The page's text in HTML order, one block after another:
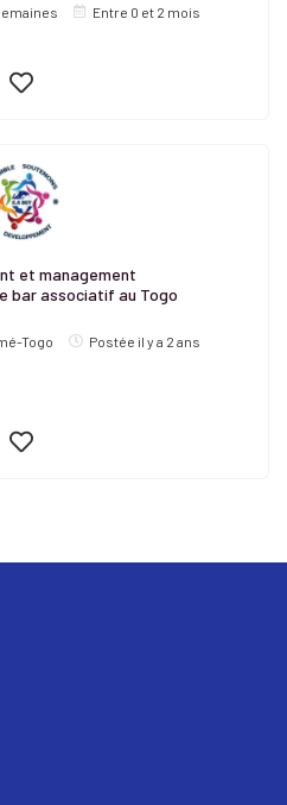
Entre 0 et 2 mois
et management
bar associatif au Togo
Togo
Postée il y a 2 ans